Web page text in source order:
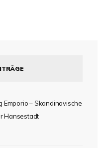
Emporio – Skandinavische
Hansestadt